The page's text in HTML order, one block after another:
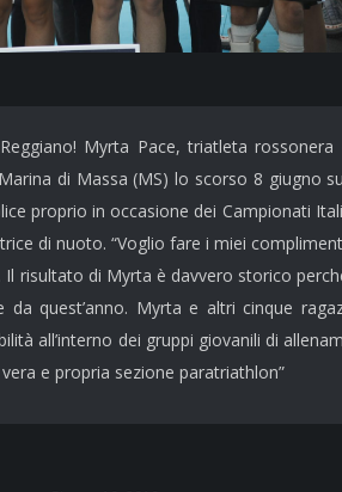
Myrta Pace, triatleta
di Massa (MS) lo scorso 8 giugno
proprio in occasione dei Campionati
di nuoto. “Voglio fare i miei
risultato di Myrta è davvero storico
quest’anno. Myrta e altri cinque
all’interno dei gruppi giovanili di
e propria sezione paratriathlon”